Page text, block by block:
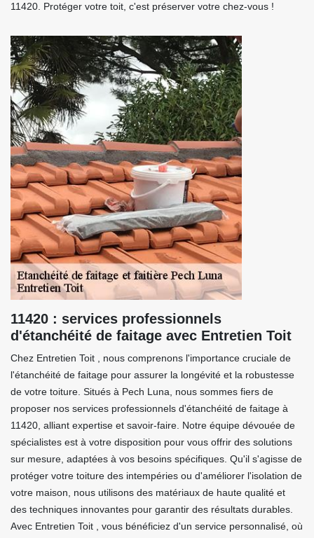
11420. Protéger votre toit, c'est préserver votre chez-vous !
11420 : services professionnels
d'étanchéité de faitage avec Entretien Toit
Chez Entretien Toit , nous comprenons l'importance cruciale de
l'étanchéité de faitage pour assurer la longévité et la robustesse
de votre toiture. Situés à Pech Luna, nous sommes fiers de
proposer nos services professionnels d'étanchéité de faitage à
11420, alliant expertise et savoir-faire. Notre équipe dévouée de
spécialistes est à votre disposition pour vous offrir des solutions
sur mesure, adaptées à vos besoins spécifiques. Qu'il s'agisse de
protéger votre toiture des intempéries ou d'améliorer l'isolation de
votre maison, nous utilisons des matériaux de haute qualité et
des techniques innovantes pour garantir des résultats durables.
Avec Entretien Toit , vous bénéficiez d'un service personnalisé, où